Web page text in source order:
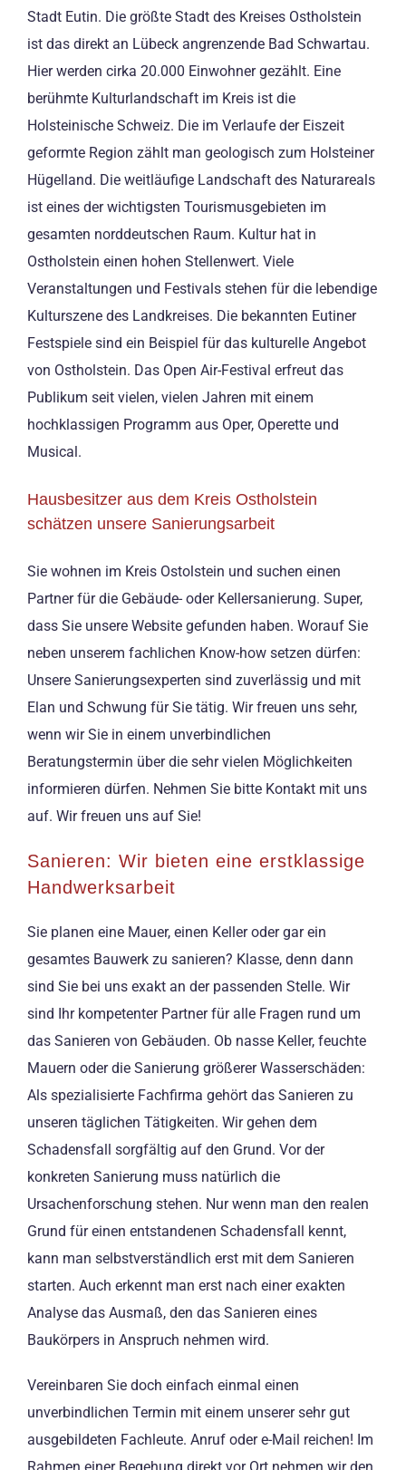
Stadt Eutin. Die größte Stadt des Kreises Ostholstein
ist das direkt an Lübeck angrenzende Bad Schwartau.
Hier werden cirka 20.000 Einwohner gezählt. Eine
berühmte Kulturlandschaft im Kreis ist die
Holsteinische Schweiz. Die im Verlaufe der Eiszeit
geformte Region zählt man geologisch zum Holsteiner
Hügelland. Die weitläufige Landschaft des Naturareals
ist eines der wichtigsten Tourismusgebieten im
gesamten norddeutschen Raum. Kultur hat in
Ostholstein einen hohen Stellenwert. Viele
Veranstaltungen und Festivals stehen für die lebendige
Kulturszene des Landkreises. Die bekannten Eutiner
Festspiele sind ein Beispiel für das kulturelle Angebot
von Ostholstein. Das Open Air-Festival erfreut das
Publikum seit vielen, vielen Jahren mit einem
hochklassigen Programm aus Oper, Operette und
Musical.
Hausbesitzer aus dem Kreis Ostholstein
schätzen unsere Sanierungsarbeit
Sie wohnen im Kreis Ostolstein und suchen einen
Partner für die Gebäude- oder Kellersanierung. Super,
dass Sie unsere Website gefunden haben. Worauf Sie
neben unserem fachlichen Know-how setzen dürfen:
Unsere Sanierungsexperten sind zuverlässig und mit
Elan und Schwung für Sie tätig. Wir freuen uns sehr,
wenn wir Sie in einem unverbindlichen
Beratungstermin über die sehr vielen Möglichkeiten
informieren dürfen. Nehmen Sie bitte Kontakt mit uns
auf. Wir freuen uns auf Sie!
Sanieren: Wir bieten eine erstklassige
Handwerksarbeit
Sie planen eine Mauer, einen Keller oder gar ein
gesamtes Bauwerk zu sanieren? Klasse, denn dann
sind Sie bei uns exakt an der passenden Stelle. Wir
sind Ihr kompetenter Partner für alle Fragen rund um
das Sanieren von Gebäuden. Ob nasse Keller, feuchte
Mauern oder die Sanierung größerer Wasserschäden:
Als spezialisierte Fachfirma gehört das Sanieren zu
unseren täglichen Tätigkeiten. Wir gehen dem
Schadensfall sorgfältig auf den Grund. Vor der
konkreten Sanierung muss natürlich die
Ursachenforschung stehen. Nur wenn man den realen
Grund für einen entstandenen Schadensfall kennt,
kann man selbstverständlich erst mit dem Sanieren
starten. Auch erkennt man erst nach einer exakten
Analyse das Ausmaß, den das Sanieren eines
Baukörpers in Anspruch nehmen wird.
Vereinbaren Sie doch einfach einmal einen
unverbindlichen Termin mit einem unserer sehr gut
ausgebildeten Fachleute. Anruf oder e-Mail reichen! Im